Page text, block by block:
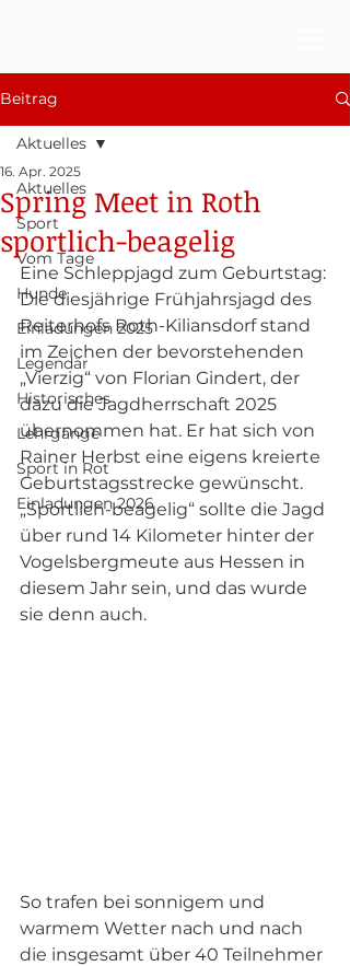
Beitrag
Aktuelles
Sport
Vom Tage
Hunde
Einladungen 2025
Legendär
Historisches
Lehrgänge
Sport in Rot
Einladungen 2026
Aktuelles
Spring Meet in Roth
sportlich-beagelig
16. Apr. 2025
Eine Schleppjagd zum Geburtstag:
Die diesjährige Frühjahrsjagd des
Reiterhofs Roth-Kiliansdorf stand
im Zeichen der bevorstehenden
„Vierzig“ von Florian Gindert, der
dazu die Jagdherrschaft 2025
übernommen hat. Er hat sich von
Rainer Herbst eine eigens kreierte
Geburtstagsstrecke gewünscht.
„Sportlich-beagelig“ sollte die Jagd
über rund 14 Kilometer hinter der
Vogelsbergmeute aus Hessen in
diesem Jahr sein, und das wurde
sie denn auch.
So trafen bei sonnigem und
warmem Wetter nach und nach
die insgesamt über 40 Teilnehmer